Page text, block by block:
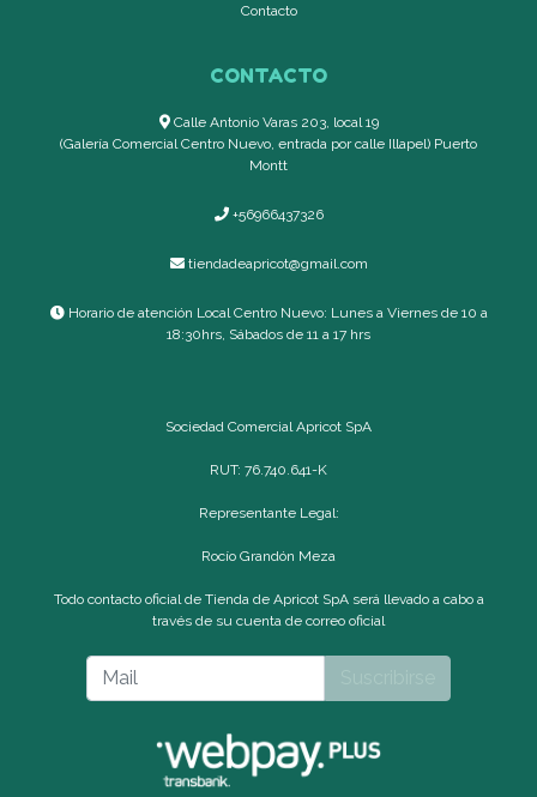
Contacto
CONTACTO
Calle Antonio Varas 203, local 19
(Galería Comercial Centro Nuevo, entrada por calle Illapel) Puerto
Montt
+56966437326
tiendadeapricot@gmail.com
Horario de atención Local Centro Nuevo: Lunes a Viernes de 10 a
18:30hrs, Sábados de 11 a 17 hrs
Sociedad Comercial Apricot SpA
RUT: 76.740.641-K
Representante Legal:
Rocío Grandón Meza
Todo contacto oficial de Tienda de Apricot SpA será llevado a cabo a
través de su cuenta de correo oficial